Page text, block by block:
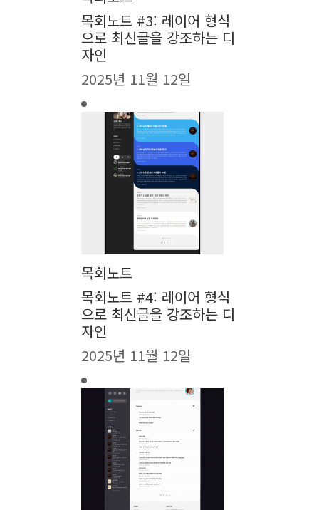
목회노트 #3: 레이어 형식
으로 최신글을 강조하는 디
자인
2025년 11월 12일
목회노트
목회노트 #4: 레이어 형식
으로 최신글을 강조하는 디
자인
2025년 11월 12일